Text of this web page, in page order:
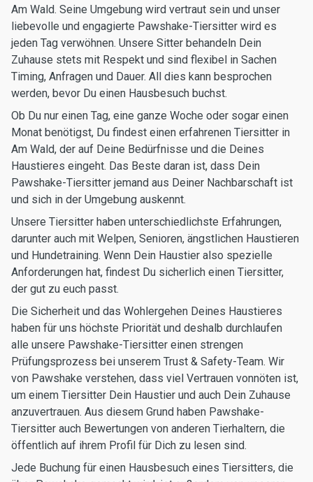
Am Wald. Seine Umgebung wird vertraut sein und unser
liebevolle und engagierte Pawshake-Tiersitter wird es
jeden Tag verwöhnen. Unsere Sitter behandeln Dein
Zuhause stets mit Respekt und sind flexibel in Sachen
Timing, Anfragen und Dauer. All dies kann besprochen
werden, bevor Du einen Hausbesuch buchst.
Ob Du nur einen Tag, eine ganze Woche oder sogar einen
Monat benötigst, Du findest einen erfahrenen Tiersitter in
Am Wald, der auf Deine Bedürfnisse und die Deines
Haustieres eingeht. Das Beste daran ist, dass Dein
Pawshake-Tiersitter jemand aus Deiner Nachbarschaft ist
und sich in der Umgebung auskennt.
Unsere Tiersitter haben unterschiedlichste Erfahrungen,
darunter auch mit Welpen, Senioren, ängstlichen Haustieren
und Hundetraining. Wenn Dein Haustier also spezielle
Anforderungen hat, findest Du sicherlich einen Tiersitter,
der gut zu euch passt.
Die Sicherheit und das Wohlergehen Deines Haustieres
haben für uns höchste Priorität und deshalb durchlaufen
alle unsere Pawshake-Tiersitter einen strengen
Prüfungsprozess bei unserem Trust & Safety-Team. Wir
von Pawshake verstehen, dass viel Vertrauen vonnöten ist,
um einem Tiersitter Dein Haustier und auch Dein Zuhause
anzuvertrauen. Aus diesem Grund haben Pawshake-
Tiersitter auch Bewertungen von anderen Tierhaltern, die
öffentlich auf ihrem Profil für Dich zu lesen sind.
Jede Buchung für einen Hausbesuch eines Tiersitters, die